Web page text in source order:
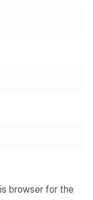
browser for the